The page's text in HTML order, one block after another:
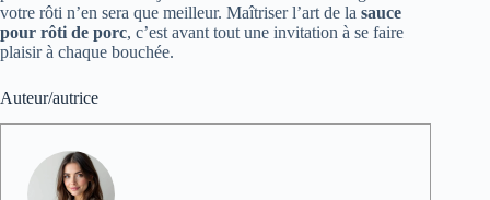
votre rôti n’en sera que meilleur. Maîtriser l’art de la sauce
pour rôti de porc, c’est avant tout une invitation à se faire
plaisir à chaque bouchée.
Auteur/autrice